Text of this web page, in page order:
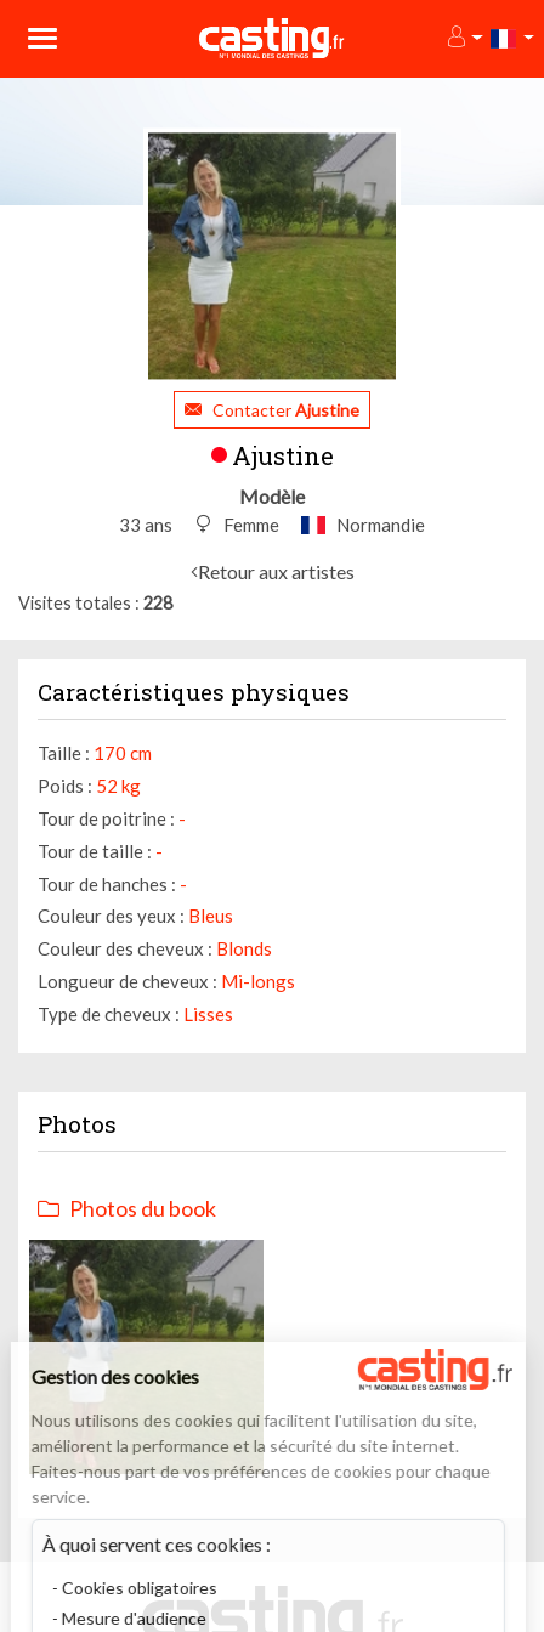
ContacterAjustine
Ajustine
Modèle
33 ans Femme Normandie
Retour aux artistes
Visites totales 228
Caractéristiques physiques
Taille : 170 cm
Poids : 52 kg
Tour de poitrine : -
Tour de taille : -
Tour de hanches : -
Couleur des yeux : Bleus
Couleur des cheveux : Blonds
Longueur de cheveux : Mi-longs
Type de cheveux : Lisses
Photos
Photos du book
Gestion des cookies
Nous utilisons des cookies qui facilitent l'utilisation du site,
améliorent la performance et la sécurité du site internet.
Faites-nous part de vos préférences de cookies pour chaque
service.
À quoi servent ces cookies :
Cookies obligatoires
Mesure d'audience